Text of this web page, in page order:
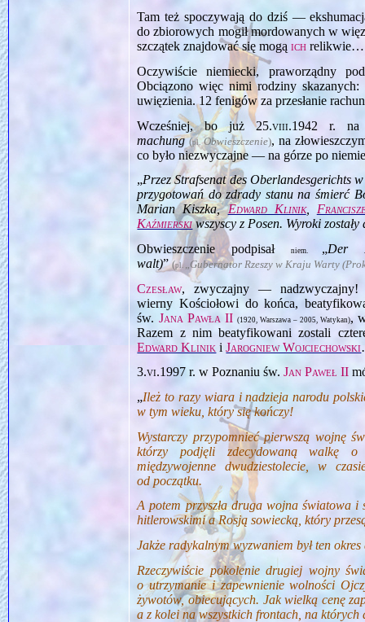
Tam też spoczywają do dziś —
do zbiorowych mogił mordowanych w
szczątek znajdować się mogąich relikwie…
Oczywiście niemiecki, praworządny
Obciązono więc nimi rodziny
uwięzienia. 12 fenigów za przesłanie
Wcześniej, bo już25.viii.1942 r. na
machung (pl.Obwieszczenie), na
co było niezwyczajne — na górze po
„Przez Strafsenat des Oberlandesgerichts
przygotowań do zdrady stanu na śmierć
Marian Kiszka,Edward Klinik,
Kaźmierskiwszyscy z Posen. Wyroki
Obwieszczenie podpisał
niem. „Der
walt)”(pl. Gubernator Rzeszy w Kraju Warty
Czesław, zwyczajny — nadzwyczajny!
wierny Kościołowi do końca,
św. Jana Pawła II (1920, Warszawa – 2005, Watykan),
Razem z nim beatyfikowani zostali
Edward Klinik iJarogniew Wojciechowski
3.vi.1997 r. w Poznaniu św.Jan Paweł II
„Ileż to razy wiara i nadzieja narodu
w tym wieku, który się kończy!
Wystarczy przypomnieć pierwszą wojnę
którzy podjęli zdecydowaną walkę o
międzywojenne dwudziestolecie, w
od początku.
A potem przyszła druga wojna światowa
hitlerowskimi a Rosją sowiecką, który
Jakże radykalnym wyzwaniem był ten
Rzeczywiście pokolenie drugiej wojny
o utrzymanie i zapewnienie wolności
żywotów, obiecujących. Jak wielką cenę
a z kolei na wszystkich frontach, na